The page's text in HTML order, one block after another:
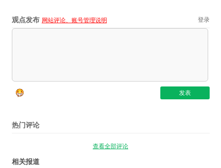
观点发布 网站评论、账号管理说明 登录
热门评论
查看全部评论
相关报道